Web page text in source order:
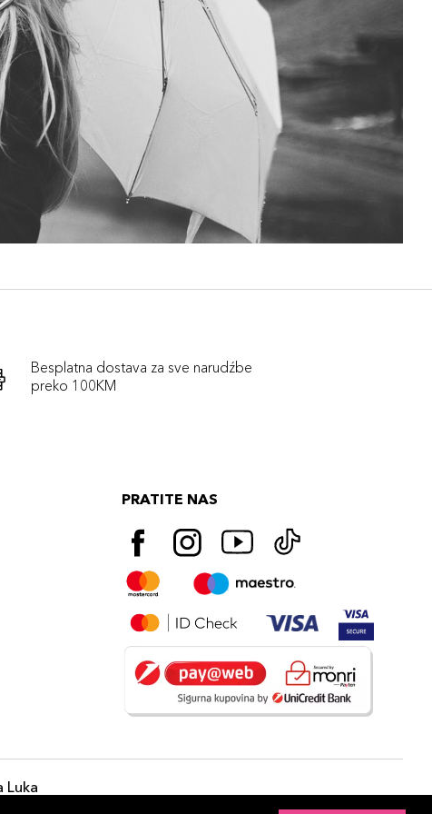
Besplatna dostava za sve narudźbe
preko 100KM
PRATITE NAS
Luka